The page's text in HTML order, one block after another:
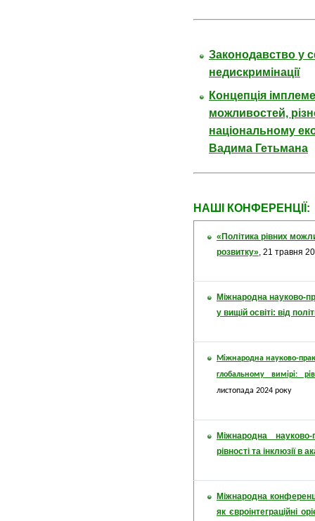
Законодавство у
недискримінації
Концепція
можливостей,
національному
Вадима Гетьмана
НАШІ КОНФЕРЕНЦІЇ:
«Політика рівних
розвитку», 21 травня
Міжнародна науково-
у вищій освіті: від
Міжнародна науково-
глобальному вимірі:
листопада 2024 року
Міжнародна
рівності та інклюзії в
Міжнародна
як євроінтеграційні